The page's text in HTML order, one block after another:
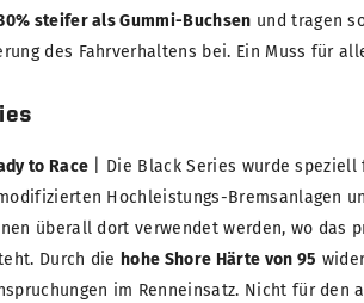
steifer als Gummi-Buchsen und tragen
des Fahrverhaltens bei. Ein Muss für
to Race | Die Black Series wurde speziell
Hochleistungs-Bremsanlagen
überall dort verwendet werden, wo das
Durch die hohe Shore Härte von 95
im Renneinsatz. Nicht für den